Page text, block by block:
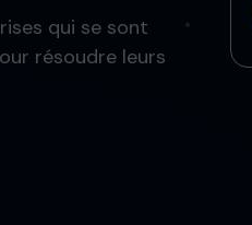
qui se sont
résoudre leurs